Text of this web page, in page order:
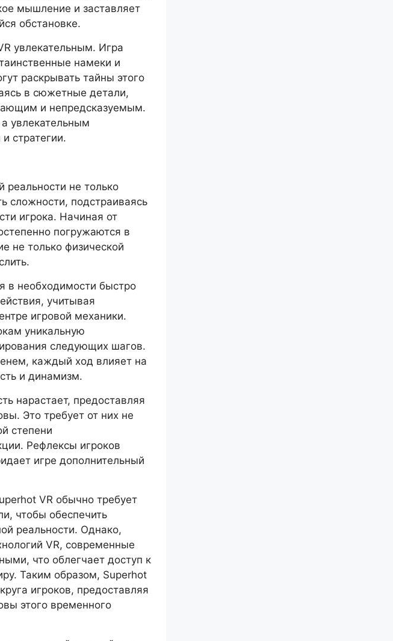
мышление и заставляет
обстановке.
увлекательным. Игра
намеки и
раскрывать тайны этого
в сюжетные детали,
и непредсказуемым.
увлекательным
стратегии.
реальности не только
сложности, подстраиваясь
игрока. Начиная от
погружаются в
не только физической
в необходимости быстро
учитывая
игровой механики.
уникальную
следующих шагов.
каждый ход влияет на
и динамизм.
нарастает, предоставляя
Это требует от них не
степени
Рефлексы игроков
игре дополнительный
VR обычно требует
чтобы обеспечить
реальности. Однако,
VR, современные
что облегчает доступ к
Таким образом, Superhot
игроков, предоставляя
этого временного